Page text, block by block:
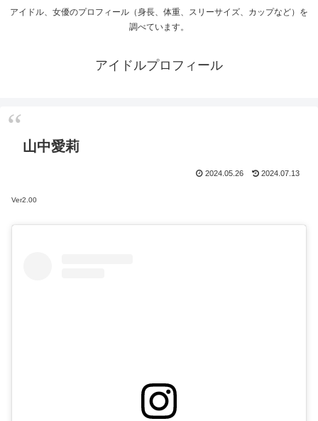
アイドル、女優のプロフィール（身長、体重、スリーサイズ、カップなど）を
調べています。
アイドルプロフィール
山中愛莉
2024.05.26 2024.07.13
Ver2.00